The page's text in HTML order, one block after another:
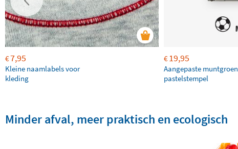
€7,95
Kleine naamlabels voor
kleding
€19,95
Aangepaste muntgroen
pastelstempel
Minder afval, meer praktisch en ecologisch